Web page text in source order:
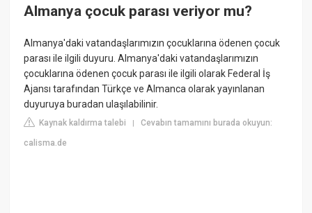
Almanya çocuk parası veriyor mu?
Almanya'daki vatandaşlarımızın çocuklarına ödenen çocuk
parası ile ilgili duyuru. Almanya'daki vatandaşlarımızın
çocuklarına ödenen çocuk parası ile ilgili olarak Federal İş
Ajansı tarafından Türkçe ve Almanca olarak yayınlanan
duyuruya buradan ulaşılabilinir.
Kaynak kaldırma talebi |Cevabın tamamını burada okuyun:
calisma.de